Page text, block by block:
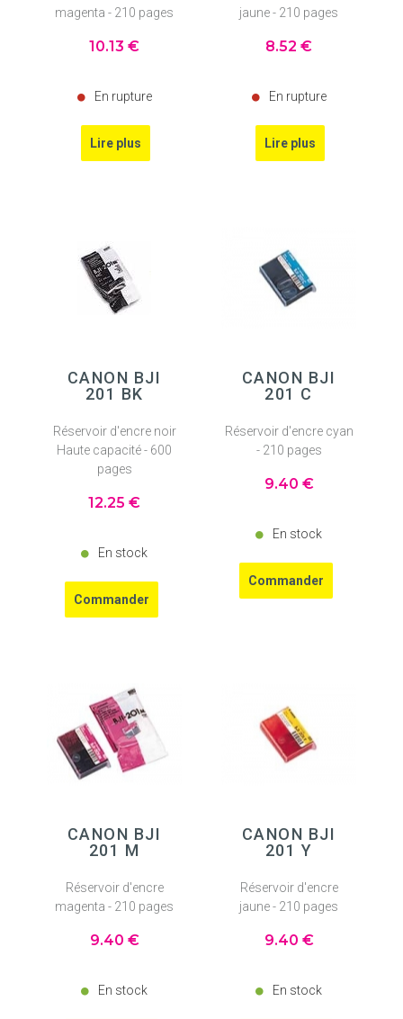
magenta - 210 pages
10.13 €
En rupture
jaune - 210 pages
8.52 €
En rupture
CANON BJI
201 BK
Réservoir d'encre noir
Haute capacité - 600
pages
12.25 €
En stock
CANON BJI
201 C
Réservoir d'encre cyan
- 210 pages
9.40 €
En stock
CANON BJI
201 M
Réservoir d'encre
magenta - 210 pages
9.40 €
En stock
CANON BJI
201 Y
Réservoir d'encre
jaune - 210 pages
9.40 €
En stock